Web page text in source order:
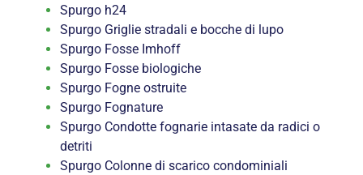
Spurgo h24
Spurgo Griglie stradali e bocche di lupo
Spurgo Fosse Imhoff
Spurgo Fosse biologiche
Spurgo Fogne ostruite
Spurgo Fognature
Spurgo Condotte fognarie intasate da radici o
detriti
Spurgo Colonne di scarico condominiali